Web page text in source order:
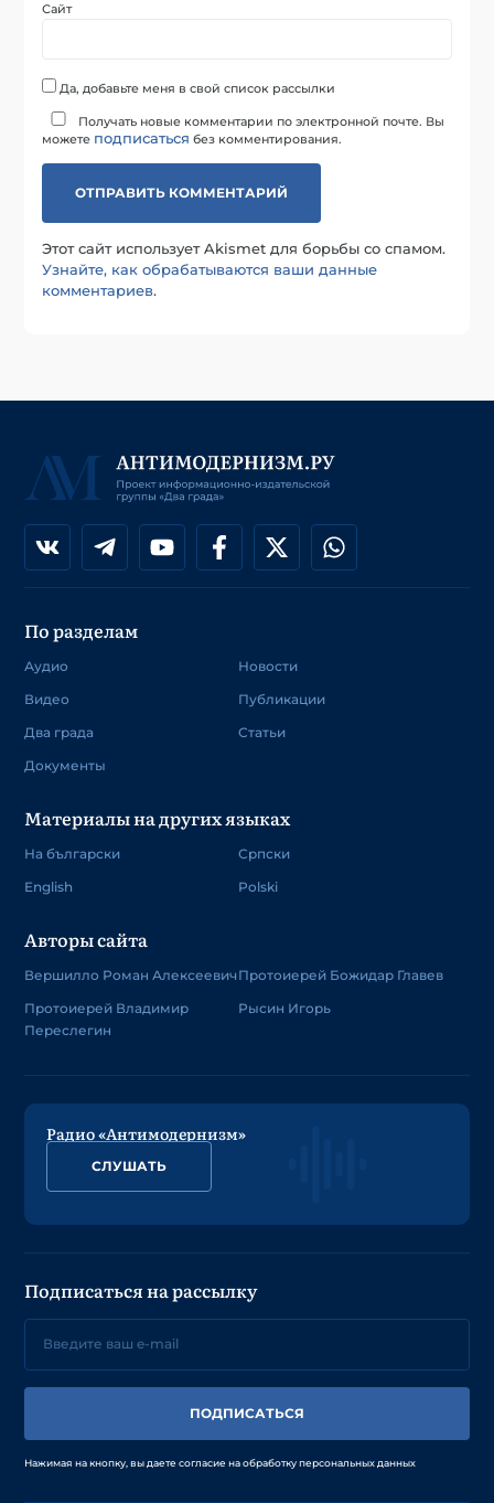
Сайт
Да, добавьте меня в свой список рассылки
Получать новые комментарии по электронной почте. Вы
можете подписаться без комментирования.
Этот сайт использует Akismet для борьбы со спамом.
Узнайте, как обрабатываются ваши данные
комментариев.
По разделам
Аудио
Видео
Два града
Документы
Новости
Публикации
Статьи
Материалы на других языках
На български
English
Српски
Polski
Авторы сайта
Вершилло Роман Алексеевич
Протоиерей Владимир
Переслегин
Протоиерей Божидар Главев
Рысин Игорь
Радио «Антимодернизм»
СЛУШАТЬ
Подписаться на рассылку
ПОДПИСАТЬСЯ
Нажимая на кнопку, вы даете согласие на обработку персональных данных